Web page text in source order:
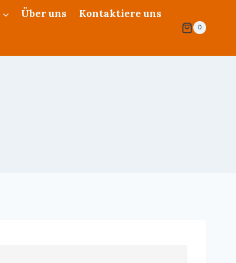
Über uns Kontaktiere uns
0